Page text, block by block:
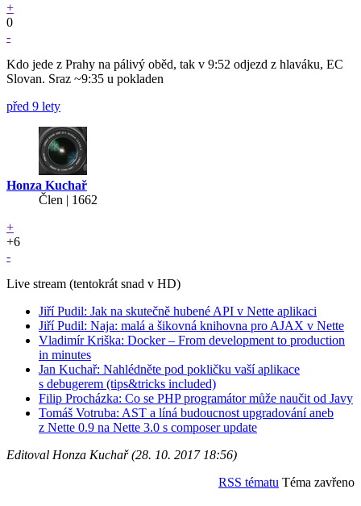
+
0
-
Kdo jede z Prahy na pálivý oběd, tak v 9:52 odjezd z hlaváku, EC
Slovan. Sraz ~9:35 u pokladen
před 9 lety
Honza Kuchař
Člen | 1662
+
+6
-
Live stream (tentokrát snad v HD)
Jiří Pudil: Jak na skutečně hubené API v Nette aplikaci
Jiří Pudil: Naja: malá a šikovná knihovna pro AJAX v Nette
Vladimír Kriška: Docker – From development to production
in minutes
Jan Kuchař: Nahlédněte pod pokličku vaší aplikace
s debugerem (tips&tricks included)
Filip Procházka: Co se PHP programátor může naučit od Javy
Tomáš Votruba: AST a líná budoucnost upgradování aneb
z Nette 0.9 na Nette 3.0 s composer update
Editoval Honza Kuchař (28. 10. 2017 18:56)
RSS tématu Téma zavřeno